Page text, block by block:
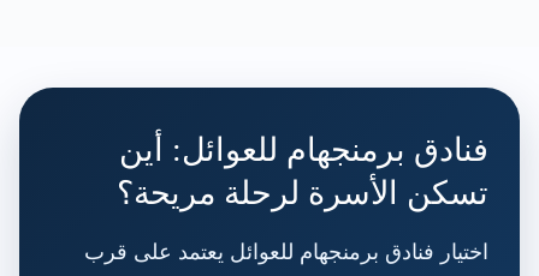
فنادق برمنجهام للعوائل: أين
تسكن الأسرة لرحلة مريحة؟
اختيار فنادق برمنجهام للعوائل يعتمد على قرب